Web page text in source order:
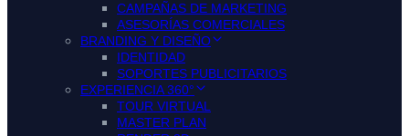
CAMPAÑAS DE MARKETING
ASESORÍAS COMERCIALES
BRANDING Y DISEÑO
IDENTIDAD
SOPORTES PUBLICITARIOS
EXPERIENCIA 360°
TOUR VIRTUAL
MASTER PLAN